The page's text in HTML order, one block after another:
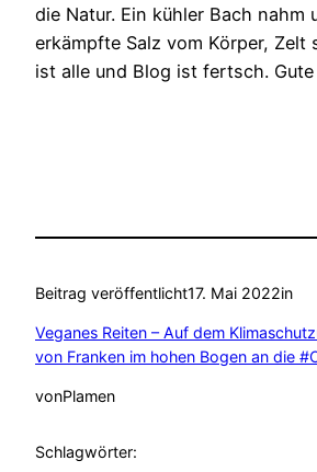
die Natur. Ein kühler Bach nahm
erkämpfte Salz vom Körper, Zelt
ist alle und Blog ist fertsch.
Beitrag veröffentlicht17. Mai 2022in
Veganes Reiten – Auf dem
von Franken im hohen Bogen an die
vonPlamen
Schlagwörter: